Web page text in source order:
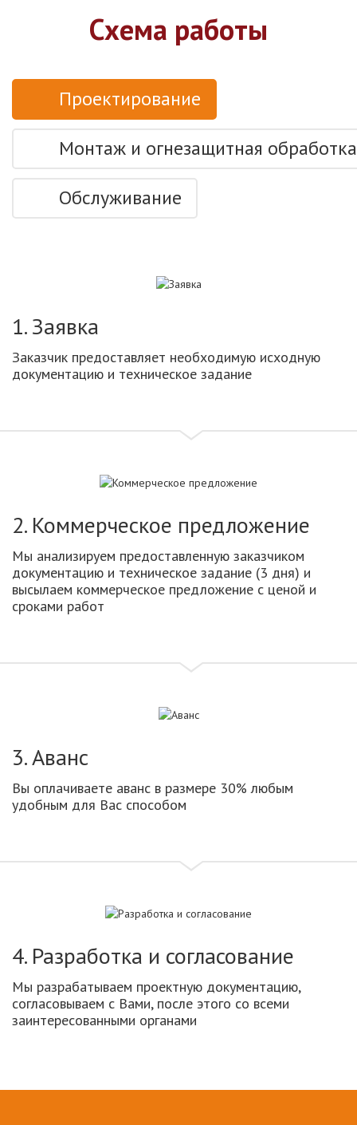
Схема работы
Проектирование
Монтаж и огнезащитная обработка
Обслуживание
1. Заявка
Заказчик предоставляет необходимую исходную
документацию и техническое задание
2. Коммерческое предложение
Мы анализируем предоставленную заказчиком
документацию и техническое задание (3 дня) и
высылаем коммерческое предложение с ценой и
сроками работ
3. Аванс
Вы оплачиваете аванс в размере 30% любым
удобным для Вас способом
4. Разработка и согласование
Мы разрабатываем проектную документацию,
согласовываем с Вами, после этого со всеми
заинтересованными органами